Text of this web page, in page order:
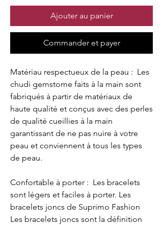
Ajouter au panier
Commander et payer
Matériau respectueux de la peau : Les
chudi gemstome faits à la main sont
fabriqués à partir de matériaux de
haute qualité et conçus avec des perles
de qualité cueillies à la main
garantissant de ne pas nuire à votre
peau et conviennent à tous les types
de peau.
Confortable à porter : Les bracelets
sont légers et faciles à porter. Les
bracelets joncs de Suprimo Fashion
Les bracelets joncs sont la définition